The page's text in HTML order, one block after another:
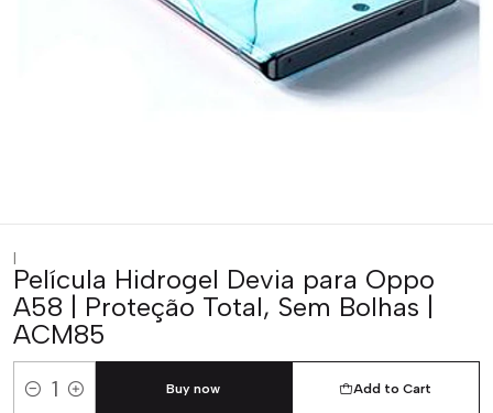
|
Película Hidrogel Devia para Oppo
A58 | Proteção Total, Sem Bolhas |
ACM85
Quantity
Add to Cart
Buy now